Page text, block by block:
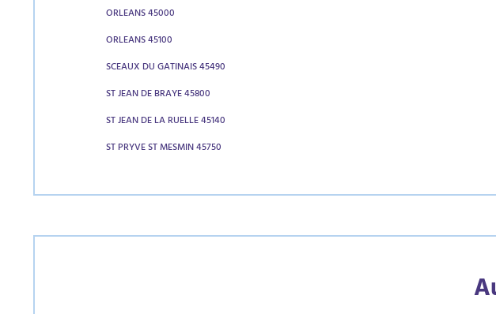
ORLEANS 45000
ORLEANS 45100
SCEAUX DU GATINAIS 45490
ST JEAN DE BRAYE 45800
ST JEAN DE LA RUELLE 45140
ST PRYVE ST MESMIN 45750